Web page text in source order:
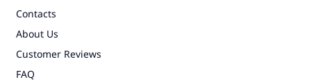
Contacts
About Us
Customer Reviews
FAQ